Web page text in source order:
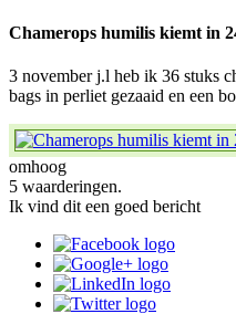
Chamerops humilis kiemt in
3 november j.l heb ik 36 stuks
bags in perliet gezaaid en een
omhoog
5 waarderingen.
Ik vind dit een goed bericht